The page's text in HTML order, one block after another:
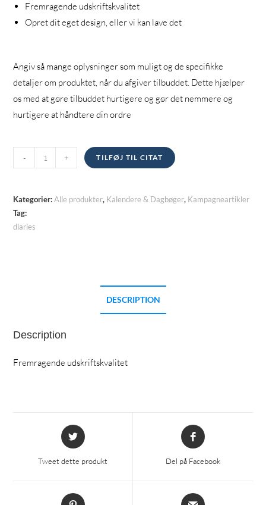
Fremragende udskriftskvalitet
Opret dit eget design, eller vi kan lave det
Angiv så mange oplysninger som muligt og de specifikke
detaljer om produktet, når du afgiver tilbuddet. Dette hjælper
os med at gøre tilbuddet hurtigere og gør det nemmere og
hurtigere at håndtere din ordre
Dagbøger
kvantitet
- + TILFØJ TIL CITAT
Kategorier:Alle produkter, Kalendere & Dagbøger, Kampagneartikler
Tag:
diaries
DESCRIPTION
Description
Fremragende udskriftskvalitet
Åbner
i
Tweet dette produkt
Åbner
i
nyt
Del på Facebook
Åbner
Åbner